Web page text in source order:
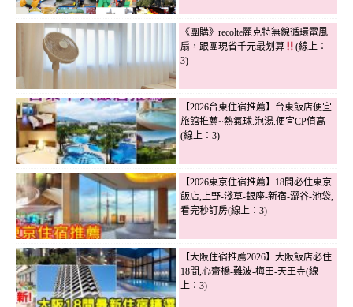
《團購》recolte麗克特無線循環電風
扇，跟團現省千元最划算
(線上：
3)
【2026台東住宿推薦】台東飯店便宜
旅館推薦~熱氣球.泡湯.便宜CP值高
(線上：3)
【2026東京住宿推薦】18間必住東京
飯店,上野-淺草-銀座-新宿-澀谷-池袋,
看完秒訂房(線上：3)
【大阪住宿推薦2026】大阪飯店必住
18間,心齋橋-難波-梅田-天王寺(線
上：3)